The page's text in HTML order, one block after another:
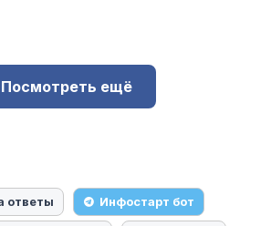
Посмотреть ещё
ответы Инфостарт бот